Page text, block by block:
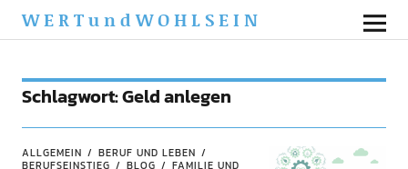
WERTundWOHLSEIN
Schlagwort:Geld anlegen
ALLGEMEIN
BERUF UND LEBEN
BERUFSEINSTIEG
BLOG
FAMILIE UND